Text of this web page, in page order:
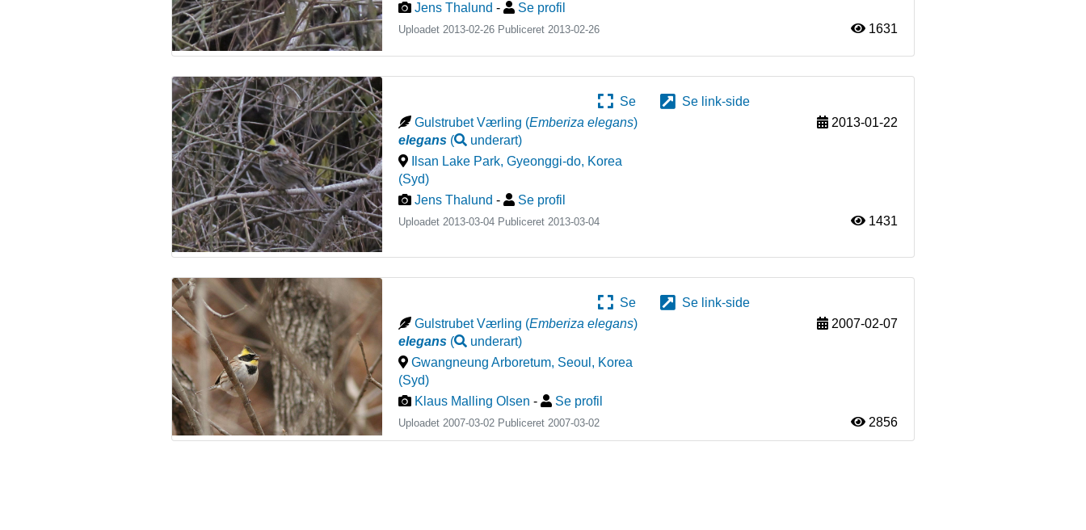
Jens Thalund - Se profil
Uploadet 2013-02-26 Publiceret2013-02-26 1631
Se
Se link-side
Gulstrubet Værling (Emberiza elegans)
elegans ( underart)
2013-01-22
Ilsan Lake Park, Gyeonggi-do, Korea
(Syd)
Jens Thalund - Se profil
Uploadet 2013-03-04 Publiceret2013-03-04 1431
Se
Se link-side
Gulstrubet Værling (Emberiza elegans)
elegans ( underart)
2007-02-07
Gwangneung Arboretum, Seoul , Korea
(Syd)
Klaus Malling Olsen - Se profil
Uploadet 2007-03-02 Publiceret2007-03-02 2856